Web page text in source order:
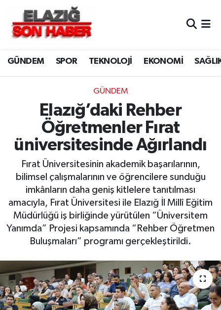
GÜNDEM SPOR TEKNOLOJİ EKONOMİ
GÜNDEM
Elazığ’daki Rehber
Öğretmenler Fırat
üniversitesinde Ağırlandı
Fırat Üniversitesinin akademik başarılarının,
bilimsel çalışmalarının ve öğrencilere sunduğu
imkânların daha geniş kitlelere tanıtılması
amacıyla, Fırat Üniversitesi ile Elazığ İl Millî Eğitim
Müdürlüğü iş birliğinde yürütülen “Üniversitem
Yanımda” Projesi kapsamında “Rehber Öğretmen
Buluşmaları” programı gerçekleştirildi.
CANLI YAYIN
ASAYİŞ
BİLİM VE TEKNOLOJİ
DÜNYA
EĞİTİM
EKONOMİ
ELAZIĞ
GENEL
GÜNDEM
HABERDE İNSAN
KÜLTÜR-SANAT
Merkez Hava Durumu
Merkez Trafik Yoğunluk Haritası
Süper Lig Puan Durumu ve Fikstür
Tüm Manşetler
Son Dakika Haberleri
Haber Arşivi